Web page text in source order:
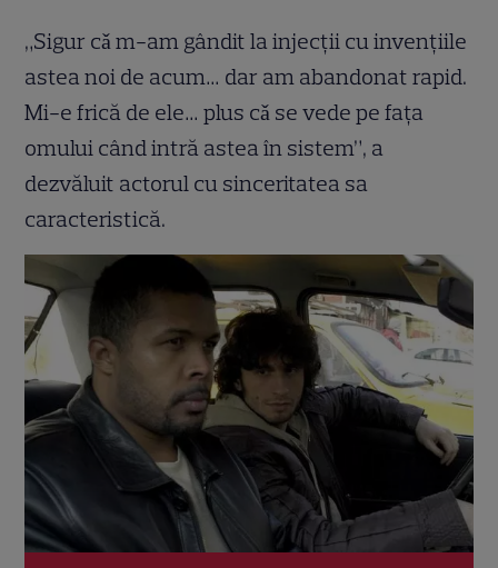
„Sigur cǎ m-am gândit la injecții cu invențiile
astea noi de acum… dar am abandonat rapid.
Mi-e frică de ele… plus cǎ se vede pe fața
omului când intră astea în sistem”, a
dezvăluit actorul cu sinceritatea sa
caracteristică.